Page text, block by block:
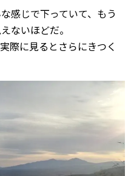
感じで下っていて、もう
ないほどだ。
際に見るとさらにきつく